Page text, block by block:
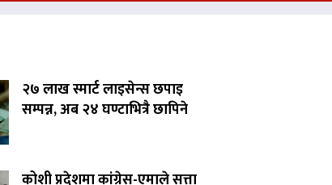
२७ लाख स्मार्ट लाइसेन्स छपाइ
सम्पन्न, अब २४ घण्टाभित्रै छापिने